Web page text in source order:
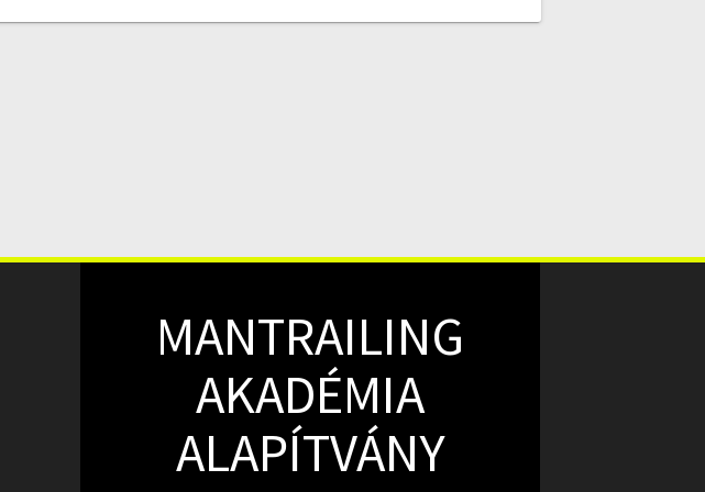
MANTRAILING
AKADÉMIA
ALAPÍTVÁNY